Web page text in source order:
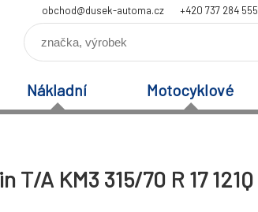
obchod@dusek-automa.cz +420 737 284 555
Nákladní Motocyklové
A KM3 315/70 R 17 121Q